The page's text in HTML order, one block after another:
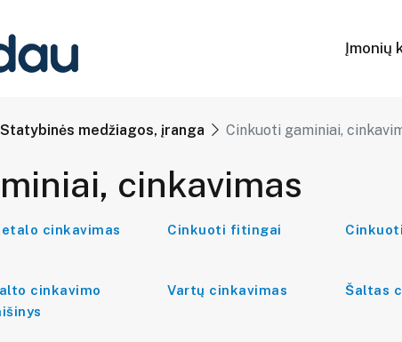
Įmonių
Statybinės medžiagos, įranga Cinkuoti gaminiai,
cinkavimas
cinkavimas Cinkuoti fitingai
cinkavimo
Vartų cinkavimas Šaltas